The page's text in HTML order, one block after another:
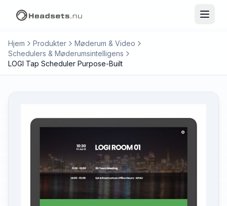
Hjem Produkter
Møderum & Video
Schedulers & Møderumsintelligens
LOGI Tap Scheduler Purpose-Built